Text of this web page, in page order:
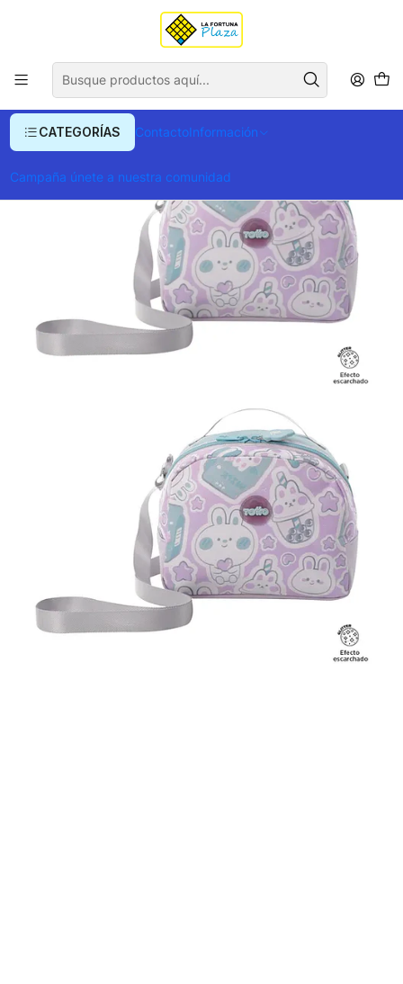
CATEGORÍAS ContactoInformación
Campaña únete a nuestra comunidad
Envío gratis para compras superiores a $ 400.000
Lonchera Con Portacomida Kawi M Totto